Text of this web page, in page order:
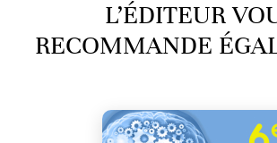
L’ÉDITEUR
RECOMMANDE